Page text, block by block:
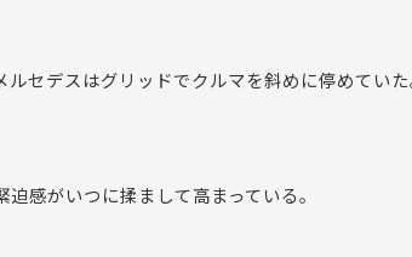
セデスはグリッドでクルマを斜めに停めてい
感がいつに揉まして高まっている。